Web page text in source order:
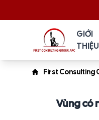
GIỚI
THIỆU
First Consulting
Vùng có